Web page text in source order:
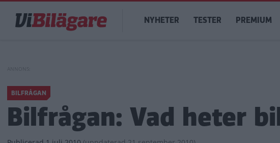
huvudinnehåll
Main
navigation
NYHETER TESTER PREMIUM
BILFRÅGAN
Bilfrågan: Vad heter